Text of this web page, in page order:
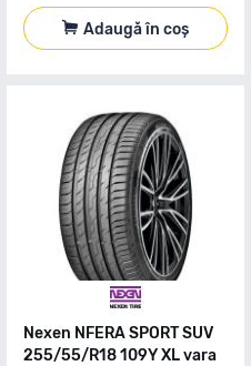
Adaugă în coș
Nexen NFERA SPORT SUV
255/55/R18 109Y XL vara